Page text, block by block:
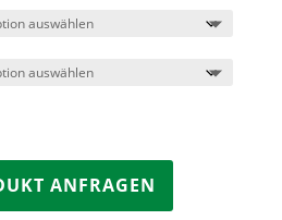
ANFRAGEN